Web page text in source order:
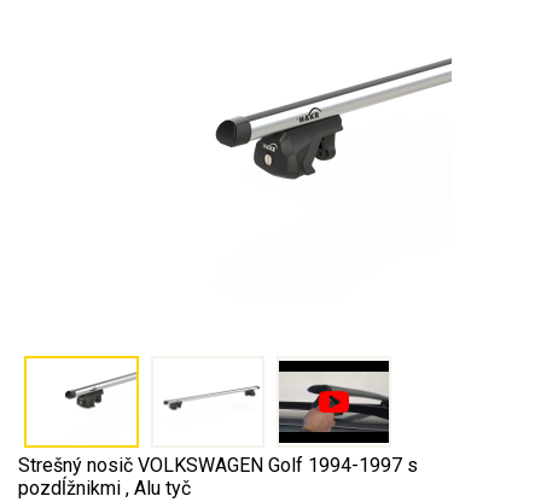
Strešný nosič VOLKSWAGEN Golf 1994-1997 s
pozdĺžnikmi , Alu tyč